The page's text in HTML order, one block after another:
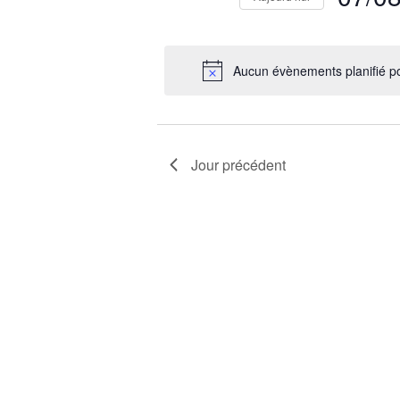
Aucun évènements planifié
date.
Jour précédent